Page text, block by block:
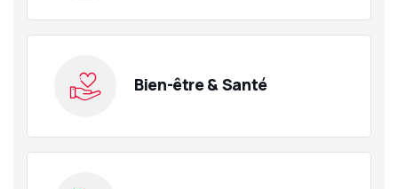
Bien-être & Santé